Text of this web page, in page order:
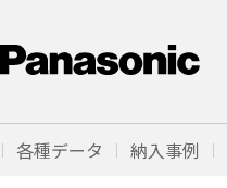
各種データ 納入事例